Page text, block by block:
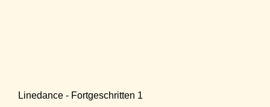
Linedance - Fortgeschritten 1